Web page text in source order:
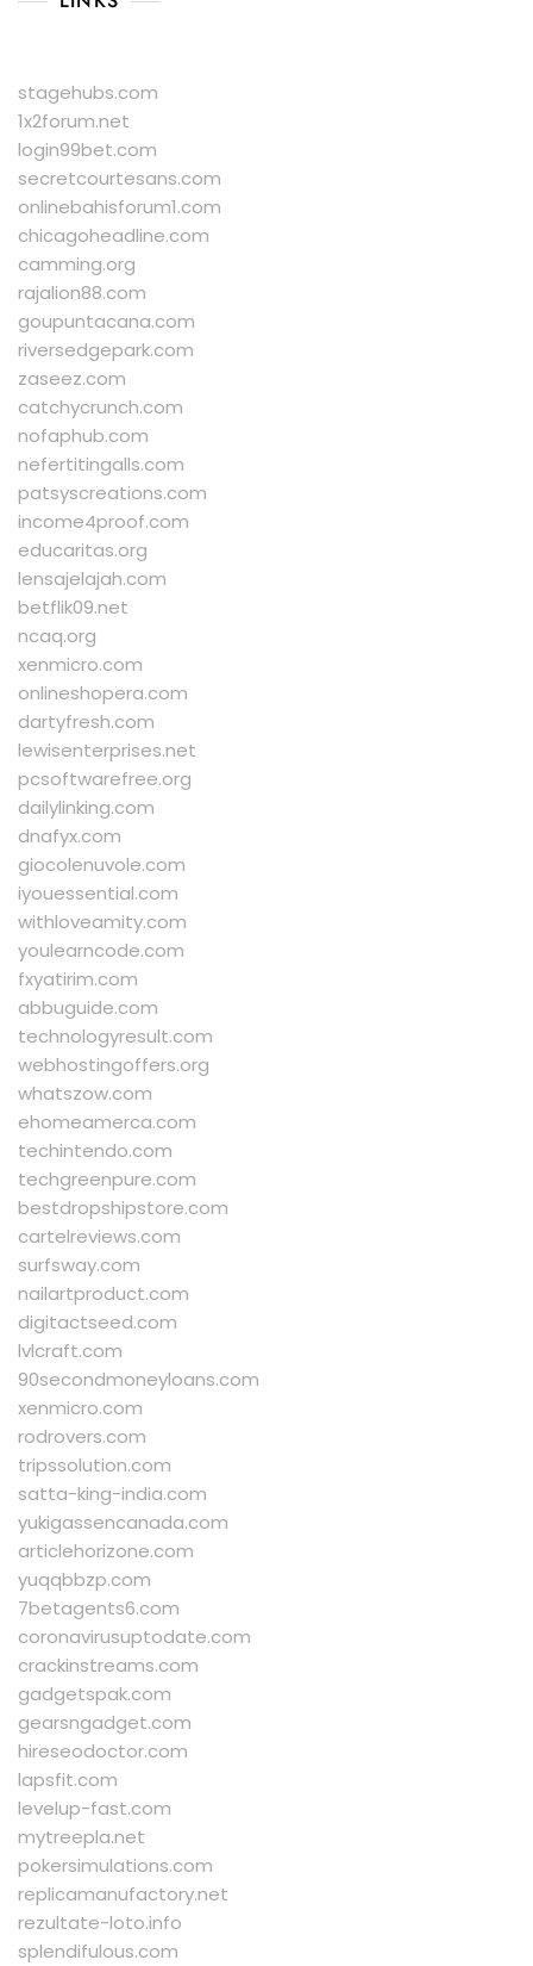
stagehubs.com
1x2forum.net
login99bet.com
secretcourtesans.com
onlinebahisforum1.com
chicagoheadline.com
camming.org
rajalion88.com
goupuntacana.com
riversedgepark.com
zaseez.com
catchycrunch.com
nofaphub.com
nefertitingalls.com
patsyscreations.com
income4proof.com
educaritas.org
lensajelajah.com
betflik09.net
ncaq.org
xenmicro.com
onlineshopera.com
dartyfresh.com
lewisenterprises.net
pcsoftwarefree.org
dailylinking.com
dnafyx.com
giocolenuvole.com
iyouessential.com
withloveamity.com
youlearncode.com
fxyatirim.com
abbuguide.com
technologyresult.com
webhostingoffers.org
whatszow.com
ehomeamerca.com
techintendo.com
techgreenpure.com
bestdropshipstore.com
cartelreviews.com
surfsway.com
nailartproduct.com
digitactseed.com
lvlcraft.com
90secondmoneyloans.com
xenmicro.com
rodrovers.com
tripssolution.com
satta-king-india.com
yukigassencanada.com
articlehorizone.com
yuqqbbzp.com
7betagents6.com
coronavirusuptodate.com
crackinstreams.com
gadgetspak.com
gearsngadget.com
hireseodoctor.com
lapsfit.com
levelup-fast.com
mytreepla.net
pokersimulations.com
replicamanufactory.net
rezultate-loto.info
splendifulous.com